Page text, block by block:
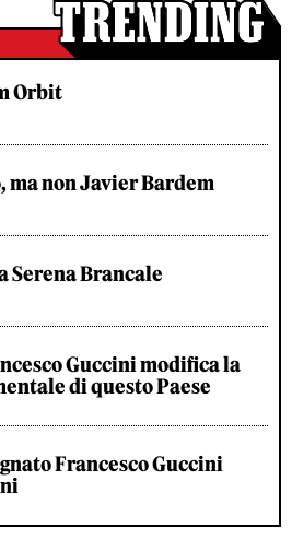
Orbit
non Javier Bardem
Serena Brancale
Guccini modifica la
di questo Paese
Francesco Guccini